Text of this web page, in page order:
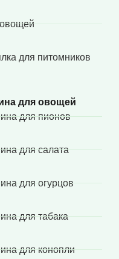
для питомников
для овощей
для пионов
для салата
для огурцов
для табака
для конопли